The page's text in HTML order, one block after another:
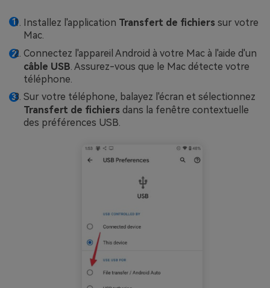
Installez l'application Transfert de fichiers sur votre
Mac.
Connectez l'appareil Android à votre Mac à l'aide d'un
câble USB . Assurez-vous que le Mac détecte votre
téléphone.
Sur votre téléphone, balayez l'écran et sélectionnez
Transfert de fichiers dans la fenêtre contextuelle
des préférences USB.